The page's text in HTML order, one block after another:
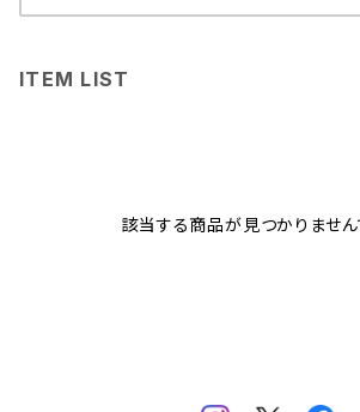
ITEM LIST
該当する商品が見つかりません